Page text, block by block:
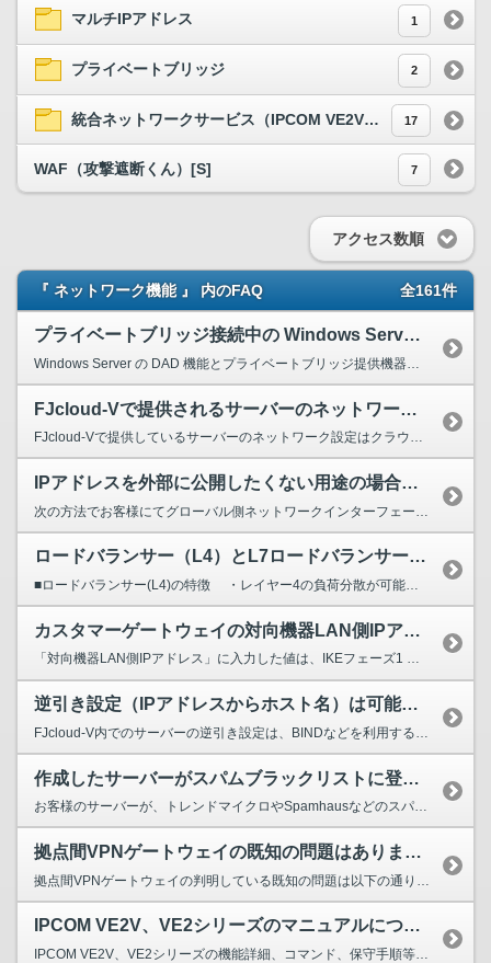
マルチIPアドレス 1
プライベートブリッジ 2
統合ネットワークサービス（IPCOM VE2V、VE2シリーズ）[S] 17
WAF（攻撃遮断くん）[S] 7
アクセス数順
『 ネットワーク機能 』 内のFAQ 全161件
プライベートブリッジ接続中の Windows Server において OS 再起動後、ネットワーク接続ができなくなった。
Windows Server の DAD 機能とプライベートブリッジ提供機器の仕様による動作が競合したことで、 Windows Server の IP アドレスが変更された可能性があります。 ...
FJcloud-Vで提供されるサーバーのネットワーク設定が知りたい
FJcloud-Vで提供しているサーバーのネットワーク設定はクラウド上のDHCPサーバーより IPアドレスを割り当てられる仕様となっております。 以下のサービスをご利用のお客様を除き、サーバ...
IPアドレスを外部に公開したくない用途の場合、プライベートIPのみ付与という構成を取ることは可能ですか？
ロードバランサー（L4）とL7ロードバランサー（Ivanti Virtual Traffic Manager）の違いを教えてください
■ロードバランサー(L4)の特徴 ・レイヤー4の負荷分散が可能です。（IPアドレスとポート番号による負荷分散が可能） ・10～2000Mbpsの帯域から選択が可能です。 ・標準で冗長...
カスタマーゲートウェイの対向機器LAN側IPアドレスの設定について
「対向機器LAN側IPアドレス」に入力した値は、IKEフェーズ1 のIDとして利用されます。何も入力しなかった場合は、「対向機器IPアドレス」に入力した値が、IKEフェーズ1 のIDとして利用さ...
逆引き設定（IPアドレスからホスト名）は可能ですか？
作成したサーバーがスパムブラックリストに登録されました
お客様のサーバーが、トレンドマイクロやSpamhausなどのスパムブラックリストに 登録された場合は、お客様にて以下の手続きを実施ください。 (1) ブラックリストに登録されたサーバーの...
拠点間VPNゲートウェイの既知の問題はありますか？
IPCOM VE2V、VE2シリーズのマニュアルについて
IPCOM VE2V、VE2シリーズの機能詳細、コマンド、保守手順等は、EX2シリーズに準じます。 下記ページからEX2シリーズのマニュアルをご参照ください。 ▽ご参考 ...